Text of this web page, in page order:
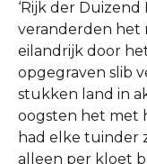
‘Rijk der Duizend
veranderden het
eilandrijk door
opgegraven slib
stukken land in
oogsten het met
had elke tuinder
alleen per kloet